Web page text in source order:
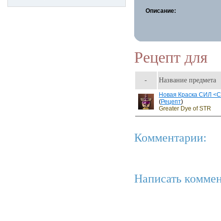
Описание:
Рецепт для
- Название предмета
Новая Краска СИЛ
(Рецепт)
Greater Dye of STR
Комментарии:
Написать